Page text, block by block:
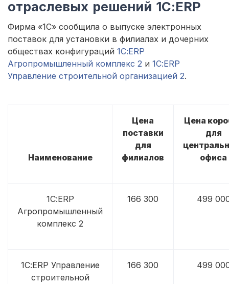
отраслевых решений 1С:ERP
Фирма «1С» сообщила о выпуске электронных
поставок для установки в филиалах и дочерних
обществах конфигураций 1С:ERP
Агропромышленный комплекс 2 и 1С:ERP
Управление строительной организацией 2.
Наименование
Цена
поставки
для
филиалов
Цена
для
офиса
1С:ERP
Агропромышленный
комплекс 2
166 300 499
1С:ERP Управление
строительной
166 300 499